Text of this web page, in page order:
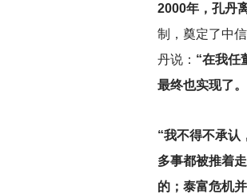
2000年，孔丹
制，奠定了中
丹说： “在我任
最终也实现了
“我不得不承认
多事都被推着
的；泰富危机